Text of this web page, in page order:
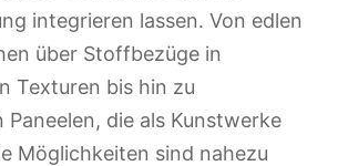
integrieren lassen. Von edlen
über Stoffbezüge in
Texturen bis hin zu
Paneelen, die als Kunstwerke
Möglichkeiten sind nahezu